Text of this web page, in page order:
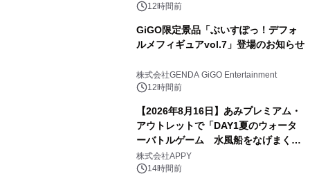
12時間前
GiGO限定景品「ぶいすぽっ！デフォ
ルメフィギュアvol.7」登場のお知らせ
株式会社GENDA GiGO Entertainment
12時間前
【2026年8月16日】あみプレミアム・
アウトレットで「DAY1夏のウォータ
ーバトルゲーム 水風船をなげまくろ
う！」を開催
株式会社APPY
14時間前